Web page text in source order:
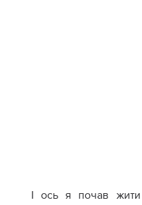
І ось я почав жити